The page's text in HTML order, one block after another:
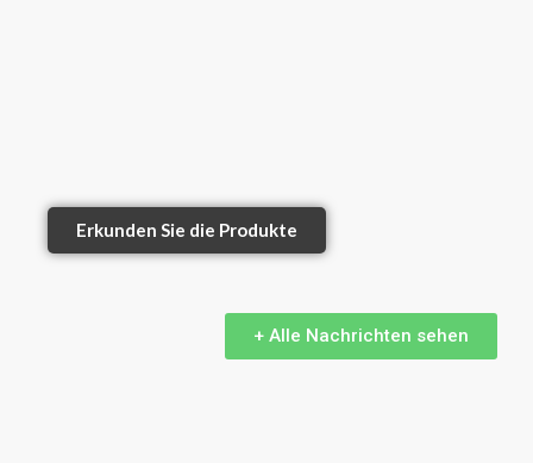
Erkunden Sie die Produkte
+ Alle Nachrichten sehen